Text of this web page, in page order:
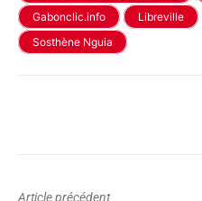
Gabonclic.info
Libreville
Sosthène Nguia
Article précédent